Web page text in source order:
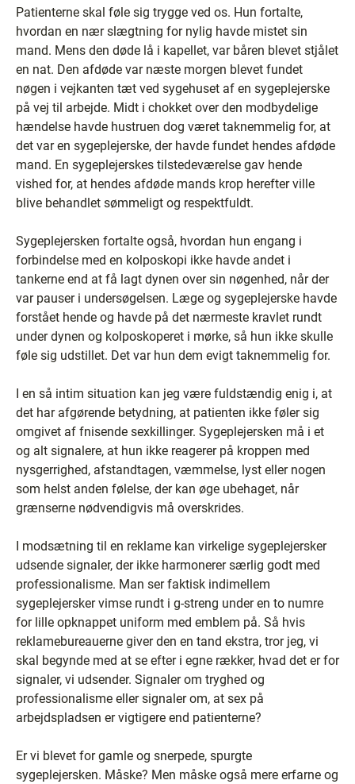
Patienterne skal føle sig trygge ved os. Hun fortalte,
hvordan en nær slægtning for nylig havde mistet sin
mand. Mens den døde lå i kapellet, var båren blevet stjålet
en nat. Den afdøde var næste morgen blevet fundet
nøgen i vejkanten tæt ved sygehuset af en sygeplejerske
på vej til arbejde. Midt i chokket over den modbydelige
hændelse havde hustruen dog været taknemmelig for, at
det var en sygeplejerske, der havde fundet hendes afdøde
mand. En sygeplejerskes tilstedeværelse gav hende
vished for, at hendes afdøde mands krop herefter ville
blive behandlet sømmeligt og respektfuldt.
Sygeplejersken fortalte også, hvordan hun engang i
forbindelse med en kolposkopi ikke havde andet i
tankerne end at få lagt dynen over sin nøgenhed, når der
var pauser i undersøgelsen. Læge og sygeplejerske havde
forstået hende og havde på det nærmeste kravlet rundt
under dynen og kolposkoperet i mørke, så hun ikke skulle
føle sig udstillet. Det var hun dem evigt taknemmelig for.
I en så intim situation kan jeg være fuldstændig enig i, at
det har afgørende betydning, at patienten ikke føler sig
omgivet af fnisende sexkillinger. Sygeplejersken må i et
og alt signalere, at hun ikke reagerer på kroppen med
nysgerrighed, afstandtagen, væmmelse, lyst eller nogen
som helst anden følelse, der kan øge ubehaget, når
grænserne nødvendigvis må overskrides.
I modsætning til en reklame kan virkelige sygeplejersker
udsende signaler, der ikke harmonerer særlig godt med
professionalisme. Man ser faktisk indimellem
sygeplejersker vimse rundt i g-streng under en to numre
for lille opknappet uniform med emblem på. Så hvis
reklamebureauerne giver den en tand ekstra, tror jeg, vi
skal begynde med at se efter i egne rækker, hvad det er for
signaler, vi udsender. Signaler om tryghed og
professionalisme eller signaler om, at sex på
arbejdspladsen er vigtigere end patienterne?
Er vi blevet for gamle og snerpede, spurgte
sygeplejersken. Måske? Men måske også mere erfarne og